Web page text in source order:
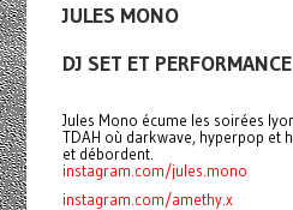
JULES MONO
DJ SET ET
Jules Mono écume les soirées
TDAH où darkwave, hyperpop et
et débordent.
instagram.com/jules.mono
instagram.com/amethy.x